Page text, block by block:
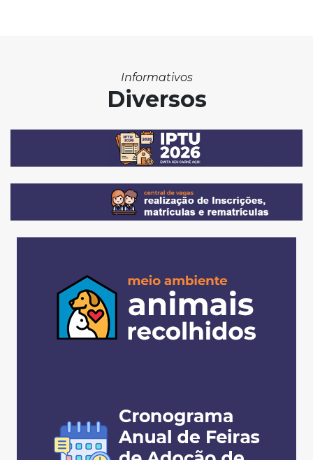
Informativos
Diversos